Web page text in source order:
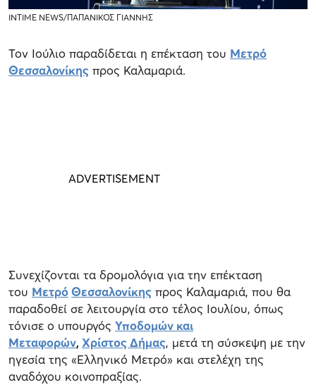
INTIME NEWS/ΠΑΠΑΝΙΚΟΣ ΓΙΑΝΝΗΣ
Τον Ιούλιο παραδίδεται η επέκταση του Μετρό
Θεσσαλονίκης προς Καλαμαριά.
Συνεχίζονται τα δρομολόγια για την επέκταση
του Μετρό Θεσσαλονίκης προς Καλαμαριά, που θα
παραδοθεί σε λειτουργία στο τέλος Ιουλίου, όπως
τόνισε ο υπουργός Υποδομών και
Μεταφορών, Χρίστος Δήμας, μετά τη σύσκεψη με την
ηγεσία της «Ελληνικό Μετρό» και στελέχη της
αναδόχου κοινοπραξίας.